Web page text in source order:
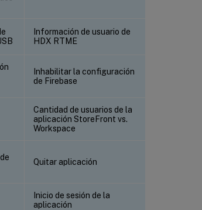
Información de usuario de
HDX RTME
Inhabilitar la configuración
de Firebase
Cantidad de usuarios de la
aplicación StoreFront vs.
Workspace
Quitar aplicación
Inicio de sesión de la
aplicación